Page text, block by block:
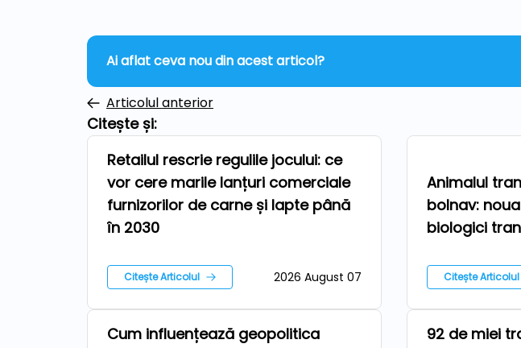
Ai aflat ceva nou din acest articol?
Articolul anterior
Citește și:
Repere
Retailul rescrie regulile jocului: ce
vor cere marile lanțuri comerciale
furnizorilor de carne și lapte până
în 2030
Citește Articolul 2026 August 07
Animalul
bolnav:
biologici
Citește Articolul
Stiri
Cum influențează geopolitica
Ferma
92 de miei